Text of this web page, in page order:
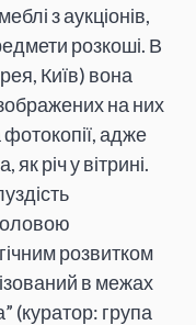
з аукціонів,
розкоші. В
Київ) вона
на них
фотокопії, адже
річ у вітрині.
розвитком
в межах
(куратор: група